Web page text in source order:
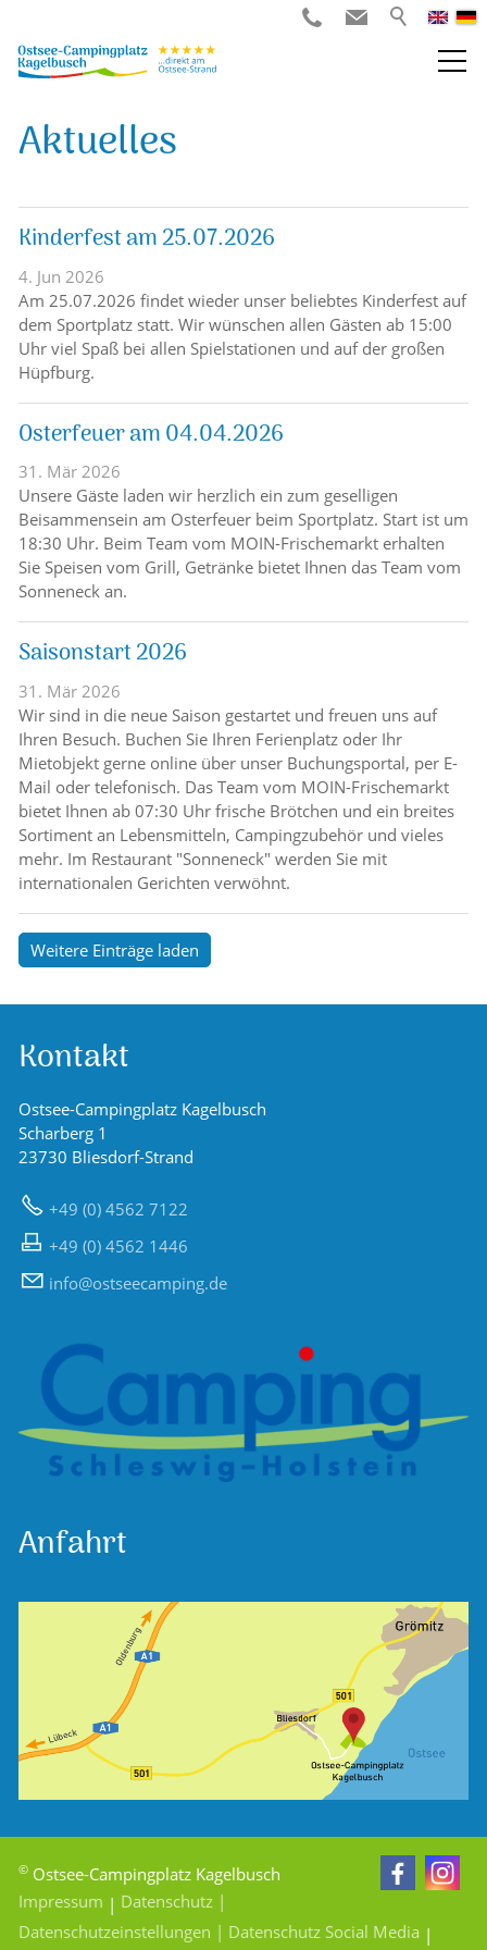
Aktuelles
Kinderfest am 25.07.2026
4. Jun 2026
Am 25.07.2026 findet wieder unser beliebtes Kinderfest auf
dem Sportplatz statt. Wir wünschen allen Gästen ab 15:00
Uhr viel Spaß bei allen Spielstationen und auf der großen
Hüpfburg.
Osterfeuer am 04.04.2026
31. Mär 2026
Unsere Gäste laden wir herzlich ein zum geselligen
Beisammensein am Osterfeuer beim Sportplatz. Start ist um
18:30 Uhr. Beim Team vom MOIN-Frischemarkt erhalten
Sie Speisen vom Grill, Getränke bietet Ihnen das Team vom
Sonneneck an.
Saisonstart 2026
31. Mär 2026
Wir sind in die neue Saison gestartet und freuen uns auf
Ihren Besuch. Buchen Sie Ihren Ferienplatz oder Ihr
Mietobjekt gerne online über unser Buchungsportal, per E-
Mail oder telefonisch. Das Team vom MOIN-Frischemarkt
bietet Ihnen ab 07:30 Uhr frische Brötchen und ein breites
Sortiment an Lebensmitteln, Campingzubehör und vieles
mehr. Im Restaurant "Sonneneck" werden Sie mit
internationalen Gerichten verwöhnt.
Weitere Einträge laden
Kontakt
Ostsee-Campingplatz Kagelbusch
Scharberg 1
23730 Bliesdorf-Strand
+49 (0) 4562 7122
+49 (0) 4562 1446
nf
sts c mp ng d
Anfahrt
© Ostsee-Campingplatz Kagelbusch
Impressum | Datenschutz |
Datenschutzeinstellungen | Datenschutz Social Media |